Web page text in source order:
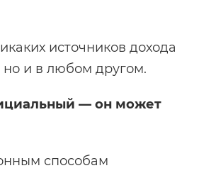
источников дохода
но и в любом другом.
— он может
способам